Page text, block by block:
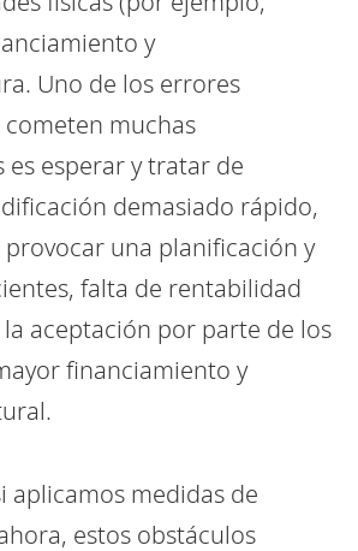
y
Uno de los errores
muchas
es esperar y tratar de
demasiado rápido,
provocar una planificación y
falta de rentabilidad
aceptación por parte de los
financiamiento y
aplicamos medidas de
estos obstáculos